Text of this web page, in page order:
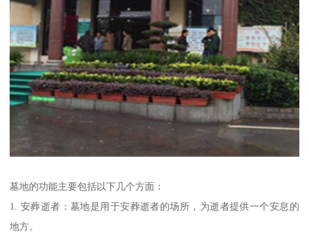
墓地的功能主要包括以下几个方面：
1. 安葬逝者：墓地是用于安葬逝者的场所，为逝者提供一个安息的
地方。